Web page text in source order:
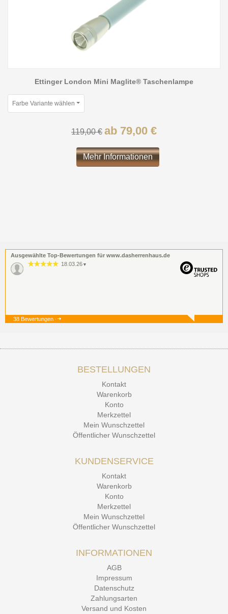
Ettinger London Mini Maglite® Taschenlampe
Farbe Variante wählen
119,00 € ab 79,00 €
Mehr Informationen
Ausgewählte Top-Bewertungen für www.dasherrenhaus.de
18.03.26 ▼
▼
38 Bewertungen
BESTELLUNGEN
Kontakt
Warenkorb
Konto
Merkzettel
Mein Wunschzettel
Öffentlicher Wunschzettel
KUNDENSERVICE
Kontakt
Warenkorb
Konto
Merkzettel
Mein Wunschzettel
Öffentlicher Wunschzettel
INFORMATIONEN
AGB
Impressum
Datenschutz
Zahlungsarten
Versand und Kosten